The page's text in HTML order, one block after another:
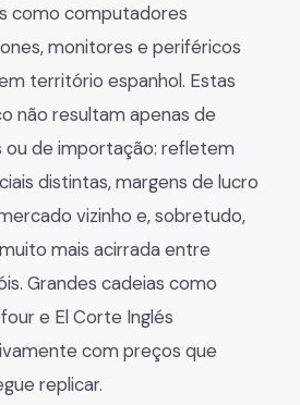
como computadores
monitores e periféricos
território espanhol. Estas
não resultam apenas de
ou de importação: refletem
distintas, margens de lucro
vizinho e, sobretudo,
mais acirrada entre
Grandes cadeias como
e El Corte Inglés
com preços que
replicar.